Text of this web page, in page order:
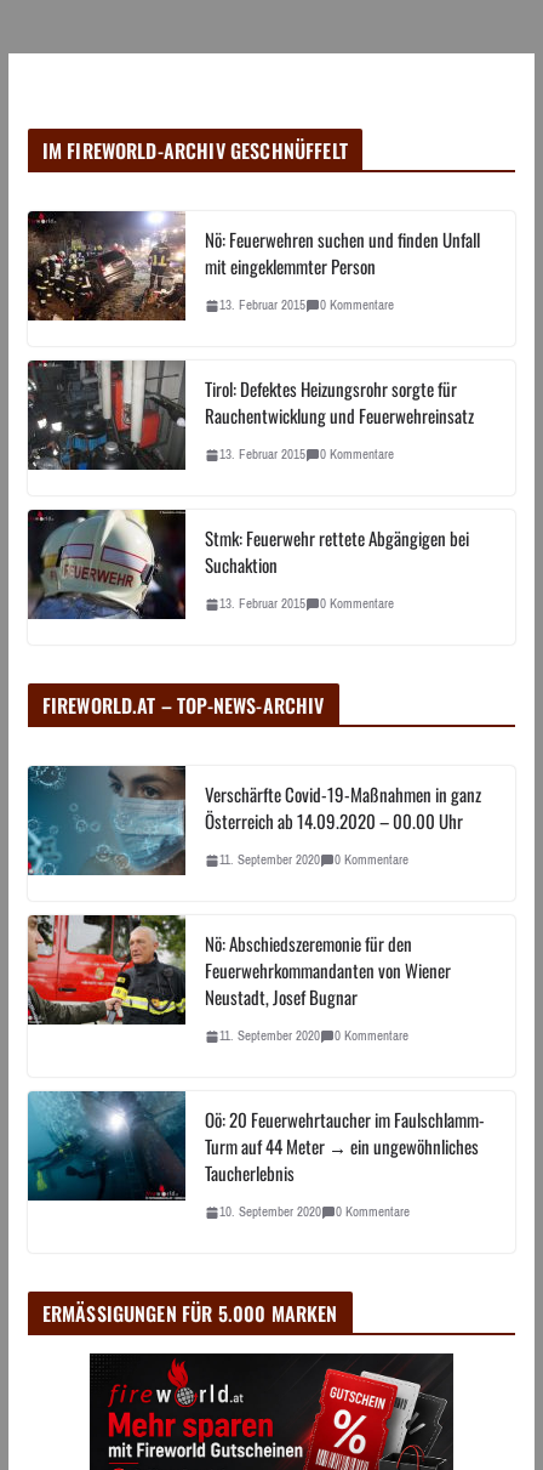
IM FIREWORLD-ARCHIV GESCHNÜFFELT
Nö: Feuerwehren suchen und finden Unfall
mit eingeklemmter Person
13. Februar 2015 0 Kommentare
Tirol: Defektes Heizungsrohr sorgte für
Rauchentwicklung und Feuerwehreinsatz
13. Februar 2015 0 Kommentare
Stmk: Feuerwehr rettete Abgängigen bei
Suchaktion
13. Februar 2015 0 Kommentare
FIREWORLD.AT – TOP-NEWS-ARCHIV
Verschärfte Covid-19-Maßnahmen in ganz
Österreich ab 14.09.2020 – 00.00 Uhr
11. September 2020 0 Kommentare
Nö: Abschiedszeremonie für den
Feuerwehrkommandanten von Wiener
Neustadt, Josef Bugnar
11. September 2020 0 Kommentare
Oö: 20 Feuerwehrtaucher im Faulschlamm-
Turm auf 44 Meter → ein ungewöhnliches
Taucherlebnis
10. September 2020 0 Kommentare
ERMÄSSIGUNGEN FÜR 5.000 MARKEN